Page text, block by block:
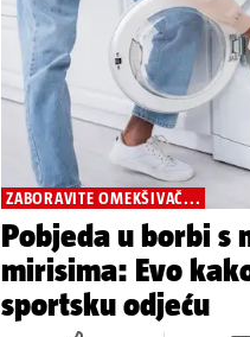
ZABORAVITE OMEKŠIVAČ...
Pobjeda u borbi s
mirisima: Evo
sportsku odjeću